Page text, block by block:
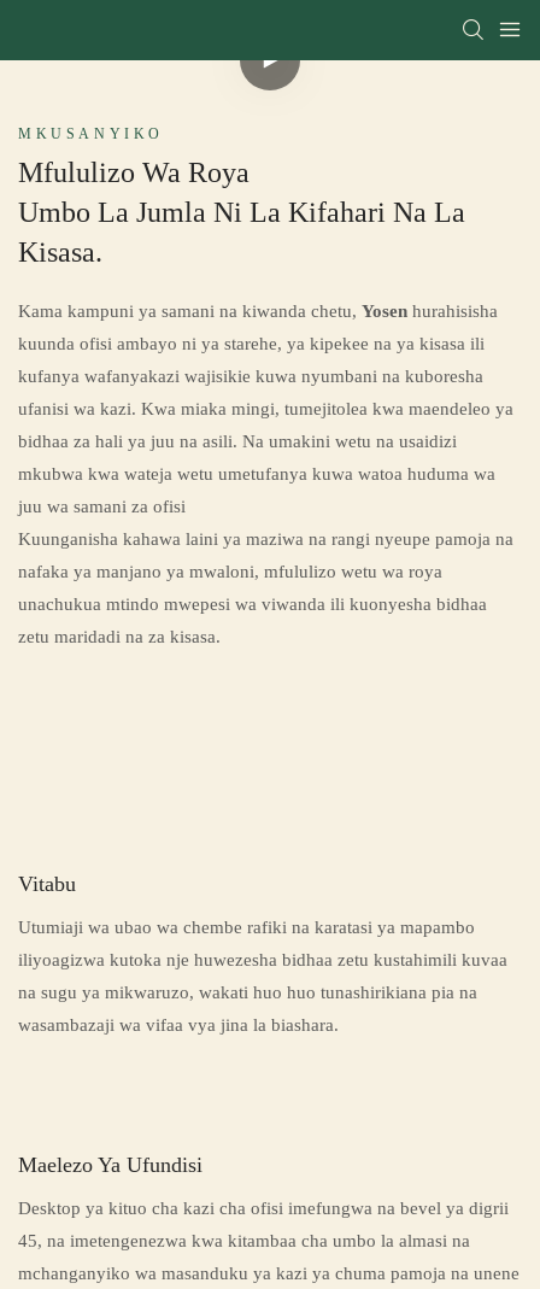
MKUSANYIKO
Mfululizo Wa Roya
Umbo La Jumla Ni La Kifahari Na La
Kisasa.
Kama kampuni ya samani na kiwanda chetu, Yosen hurahisisha
kuunda ofisi ambayo ni ya starehe, ya kipekee na ya kisasa ili
kufanya wafanyakazi wajisikie kuwa nyumbani na kuboresha
ufanisi wa kazi. Kwa miaka mingi, tumejitolea kwa maendeleo ya
bidhaa za hali ya juu na asili. Na umakini wetu na usaidizi
mkubwa kwa wateja wetu umetufanya kuwa watoa huduma wa
juu wa samani za ofisi
Kuunganisha kahawa laini ya maziwa na rangi nyeupe pamoja na
nafaka ya manjano ya mwaloni, mfululizo wetu wa roya
unachukua mtindo mwepesi wa viwanda ili kuonyesha bidhaa
zetu maridadi na za kisasa.
Vitabu
Utumiaji wa ubao wa chembe rafiki na karatasi ya mapambo
iliyoagizwa kutoka nje huwezesha bidhaa zetu kustahimili kuvaa
na sugu ya mikwaruzo, wakati huo huo tunashirikiana pia na
wasambazaji wa vifaa vya jina la biashara.
Maelezo Ya Ufundisi
Desktop ya kituo cha kazi cha ofisi imefungwa na bevel ya digrii
45, na imetengenezwa kwa kitambaa cha umbo la almasi na
mchanganyiko wa masanduku ya kazi ya chuma pamoja na unene